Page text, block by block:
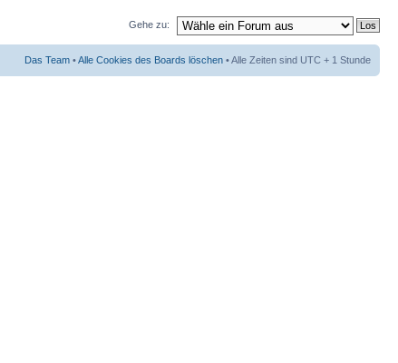
Gehe zu:
Das Team •Alle Cookies des Boards löschen • Alle Zeiten sind UTC + 1 Stunde